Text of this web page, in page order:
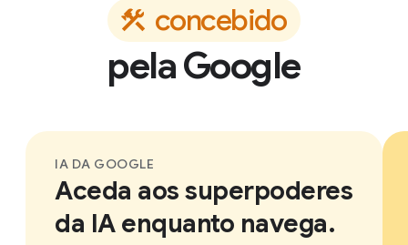
concebido
pela Google
IA DA GOOGLE
Aceda aos superpoderes
da IA enquanto navega.